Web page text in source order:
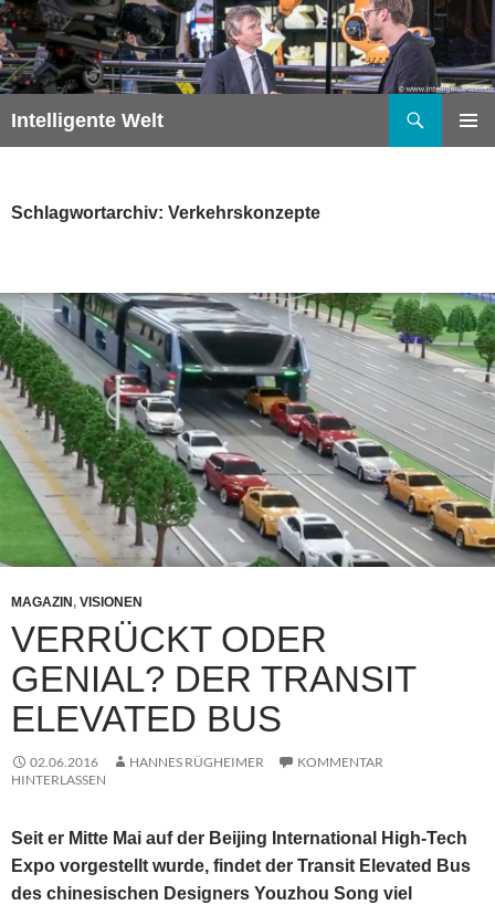
Zum
Inhalt
springen
Intelligente Welt
Schlagwortarchiv: Verkehrskonzepte
MAGAZIN , VISIONEN
VERRÜCKT ODER
GENIAL? DER TRANSIT
ELEVATED BUS
02.06.2016 HANNES RÜGHEIMER
KOMMENTAR
HINTERLASSEN
Seit er Mitte Mai auf der Beijing International High-Tech
Expo vorgestellt wurde, findet der Transit Elevated Bus
des chinesischen Designers Youzhou Song viel